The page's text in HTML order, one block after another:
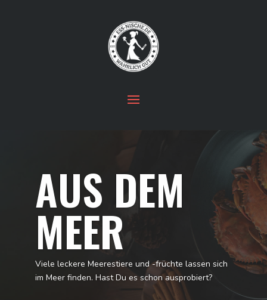
AUS DEM
MEER
Viele leckere Meerestiere und -früchte lassen sich
im Meer finden. Hast Du es schon ausprobiert?